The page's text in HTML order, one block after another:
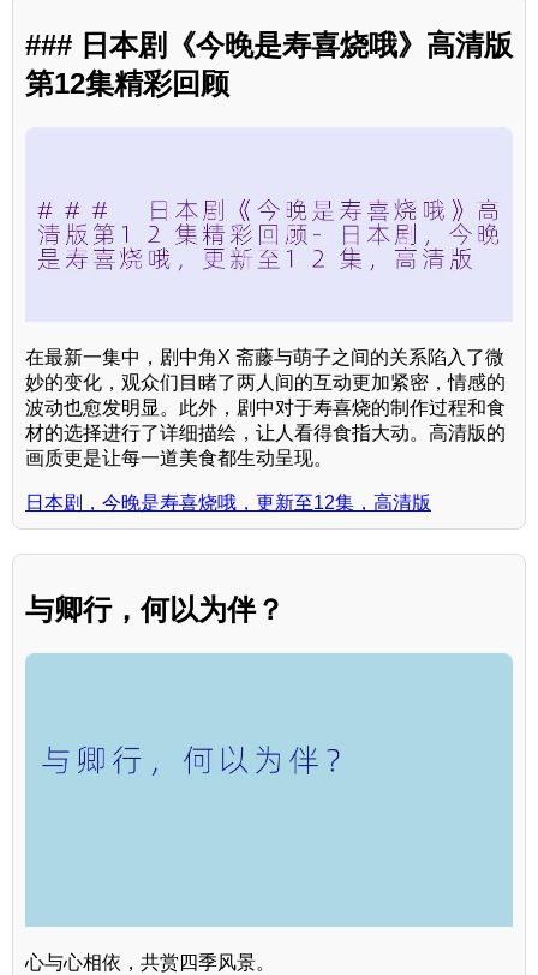
### 日本剧《今晚是寿喜烧哦》高清版
第12集精彩回顾
在最新一集中，剧中角X 斋藤与萌子之间的关系陷入了微
妙的变化，观众们目睹了两人间的互动更加紧密，情感的
波动也愈发明显。此外，剧中对于寿喜烧的制作过程和食
材的选择进行了详细描绘，让人看得食指大动。高清版的
画质更是让每一道美食都生动呈现。
日本剧，今晚是寿喜烧哦，更新至12集，高清版
与卿行，何以为伴？
心与心相依，共赏四季风景。